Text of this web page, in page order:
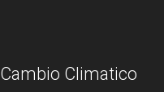
Cambio Climatico